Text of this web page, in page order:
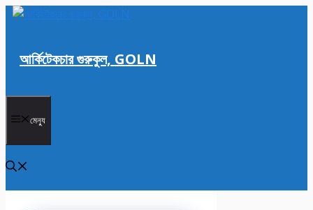
এড়িেয়
আর্কিটেকচার গুরুকুল, GOLN
মেন্যু